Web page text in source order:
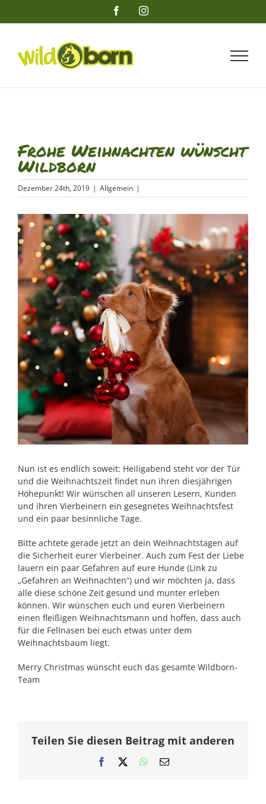
FacebookInstagram
Frohe Weihnachten wünscht
Wildborn
Dezember 24th, 2019 | Allgemein |
Nun ist es endlich soweit: Heiligabend steht vor der Tür
und die Weihnachtszeit findet nun ihren diesjährigen
Höhepunkt! Wir wünschen all unseren Lesern, Kunden
und ihren Vierbeinern ein gesegnetes Weihnachtsfest
und ein paar besinnliche Tage.
Bitte achtete gerade jetzt an dein Weihnachtstagen auf
die Sicherheit eurer Vierbeiner. Auch zum Fest der Liebe
lauern ein paar Gefahren auf eure Hunde (Link zu
„Gefahren an Weihnachten“) und wir möchten ja, dass
alle diese schöne Zeit gesund und munter erleben
können. Wir wünschen euch und euren Vierbeinern
einen fleißigen Weihnachtsmann und hoffen, dass auch
für die Fellnasen bei euch etwas unter dem
Weihnachtsbaum liegt.
Merry Christmas wünscht euch das gesamte Wildborn-
Team
Teilen Sie diesen Beitrag mit anderen
Facebook WhatsApp
E-